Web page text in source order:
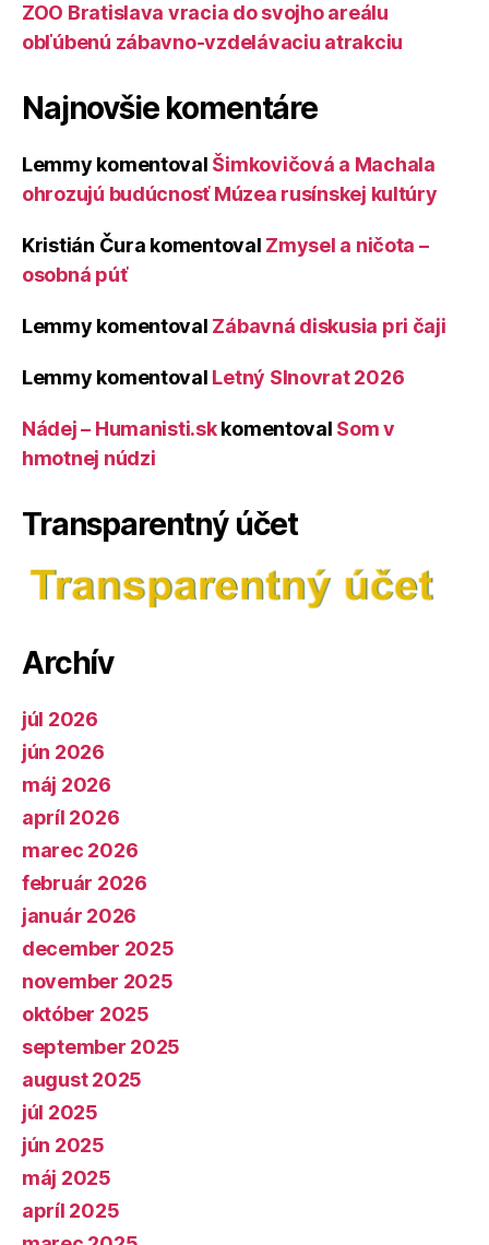
ZOO Bratislava vracia do svojho areálu
obľúbenú zábavno-vzdelávaciu atrakciu
Najnovšie komentáre
Lemmy komentoval Šimkovičová a Machala
ohrozujú budúcnosť Múzea rusínskej kultúry
Kristián Čura komentoval Zmysel a ničota –
osobná púť
Lemmy komentoval Zábavná diskusia pri čaji
Lemmy komentoval Letný Slnovrat 2026
Nádej – Humanisti.skkomentoval Som v
hmotnej núdzi
Transparentný účet
Archív
júl 2026
jún 2026
máj 2026
apríl 2026
marec 2026
február 2026
január 2026
december 2025
november 2025
október 2025
september 2025
august 2025
júl 2025
jún 2025
máj 2025
apríl 2025